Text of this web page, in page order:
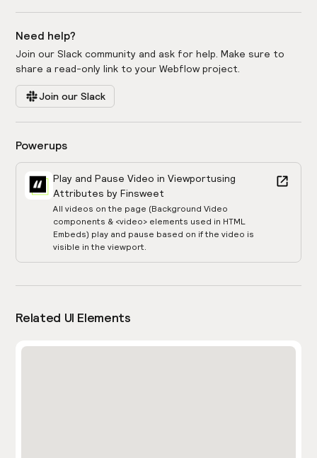
Need help?
Join our Slack community and ask for help. Make sure to
share a read-only link to your Webflow project.
Join our Slack
Powerups
Play and Pause Video in Viewportusing
Attributes by Finsweet
All videos on the page (Background Video
components & <video> elements used in HTML
Embeds) play and pause based on if the video is
visible in the viewport.
Related UI Elements